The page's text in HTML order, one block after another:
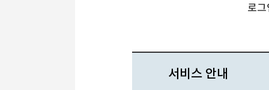
로
서비스 안내